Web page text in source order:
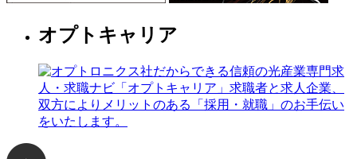
オプトキャリア